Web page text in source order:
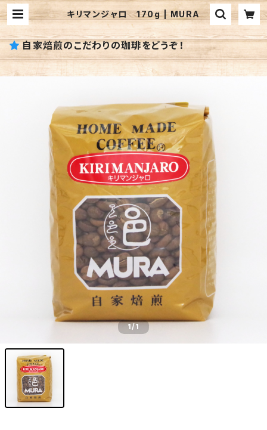
キリマンジャロ 170g | MURA
自家焙煎のこだわりの珈琲をどうぞ！
1/1